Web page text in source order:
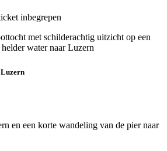
inbegrepen
met schilderachtig uitzicht op een
water naar Luzern
Luzern
en een korte wandeling van de pier naar